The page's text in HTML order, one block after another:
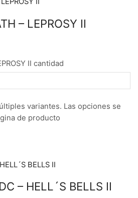
– LEPROSY II
II cantidad
variantes. Las opciones se
de producto
– HELL´S BELLS II